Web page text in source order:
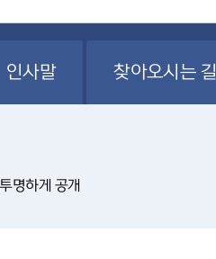
인사말 찾아오시는 길